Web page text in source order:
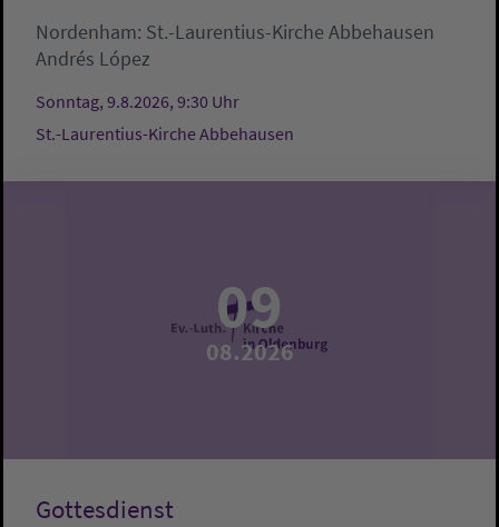
Nordenham: St.-Laurentius-Kirche Abbehausen
Andrés López
Sonntag, 9.8.2026, 9:30 Uhr
St.-Laurentius-Kirche Abbehausen
09
08.2026
Gottesdienst